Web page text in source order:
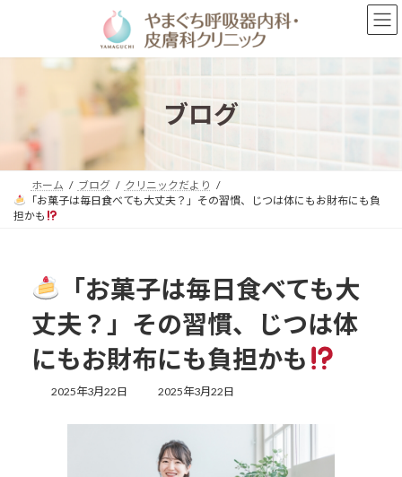
ン
プ
ー
動
ブログ
ホーム ブログ
クリニックだより
「お菓子は毎日食べても大丈夫？」その習慣、じつは体にもお財布にも負
担かも
「お菓子は毎日食べても大
丈夫？」その習慣、じつは体
にもお財布にも負担かも
2025年3月22日
最
更
日
時
2025年3月22日